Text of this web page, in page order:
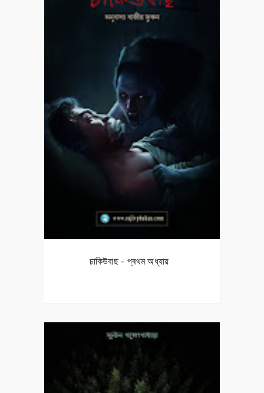
চাকিউবাছ - প্ৰথম অধ্যায়